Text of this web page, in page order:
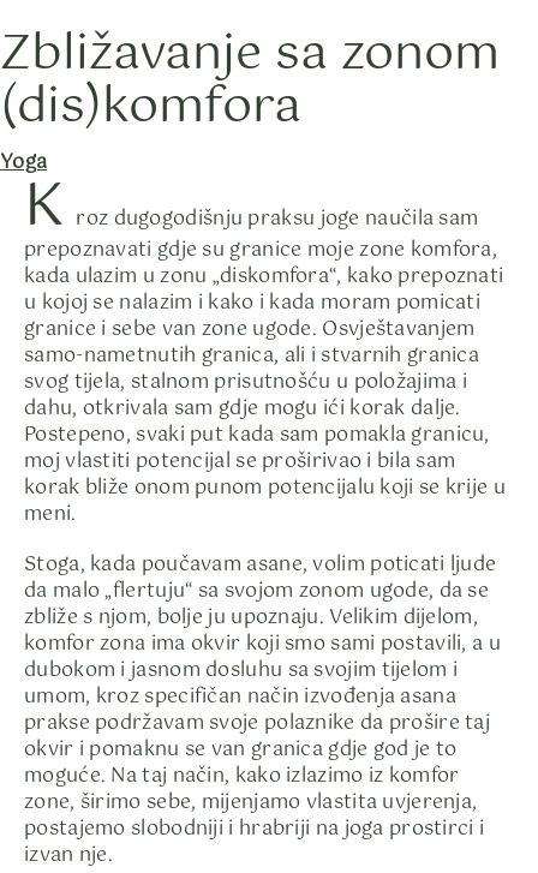
Skip
to
content
Zbližavanje sa zonom
(dis)komfora
Category
YogaK roz dugogodišnju praksu joge naučila sam
prepoznavati gdje su granice moje zone komfora,
kada ulazim u zonu „diskomfora“, kako prepoznati
u kojoj se nalazim i kako i kada moram pomicati
granice i sebe van zone ugode. Osvještavanjem
samo-nametnutih granica, ali i stvarnih granica
svog tijela, stalnom prisutnošću u položajima i
dahu, otkrivala sam gdje mogu ići korak dalje.
Postepeno, svaki put kada sam pomakla granicu,
moj vlastiti potencijal se proširivao i bila sam
korak bliže onom punom potencijalu koji se krije u
meni.
Stoga, kada poučavam asane, volim poticati ljude
da malo „flertuju“ sa svojom zonom ugode, da se
zbliže s njom, bolje ju upoznaju. Velikim dijelom,
komfor zona ima okvir koji smo sami postavili, a u
dubokom i jasnom dosluhu sa svojim tijelom i
umom, kroz specifičan način izvođenja asana
prakse podržavam svoje polaznike da prošire taj
okvir i pomaknu se van granica gdje god je to
moguće. Na taj način, kako izlazimo iz komfor
zone, širimo sebe, mijenjamo vlastita uvjerenja,
postajemo slobodniji i hrabriji na joga prostirci i
izvan nje.